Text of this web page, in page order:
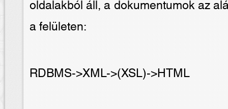
oldalakból áll, a dokumentumok az
a felületen:
RDBMS->XML->(XSL)->HTML